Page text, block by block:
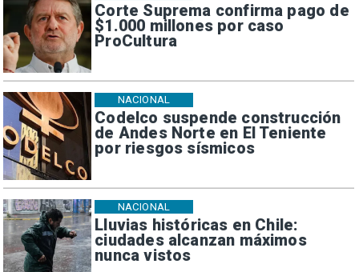
Corte Suprema confirma pago de
$1.000 millones por caso
ProCultura
Codelco suspende construcción
de Andes Norte en El Teniente
por riesgos sísmicos
NACIONAL
Lluvias históricas en Chile:
ciudades alcanzan máximos
nunca vistos
NACIONAL